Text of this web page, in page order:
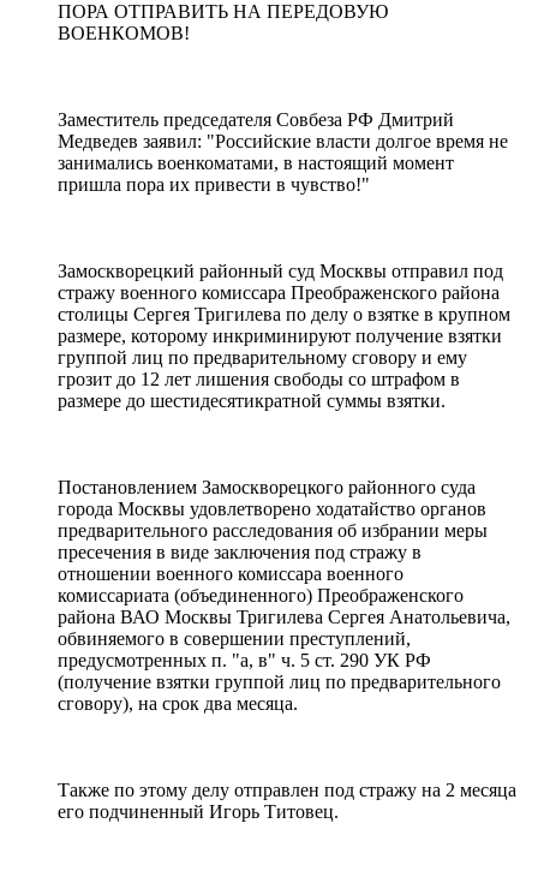
ПОРА ОТПРАВИТЬ НА ПЕРЕДОВУЮ
ВОЕНКОМОВ!
Заместитель председателя Совбеза РФ Дмитрий
Медведев заявил: "Российские власти долгое время не
занимались военкоматами, в настоящий момент
пришла пора их привести в чувство!"
Замоскворецкий районный суд Москвы отправил под
стражу военного комиссара Преображенского района
столицы Сергея Тригилева по делу о взятке в крупном
размере, которому инкриминируют получение взятки
группой лиц по предварительному сговору и ему
грозит до 12 лет лишения свободы со штрафом в
размере до шестидесятикратной суммы взятки.
Постановлением Замоскворецкого районного суда
города Москвы удовлетворено ходатайство органов
предварительного расследования об избрании меры
пресечения в виде заключения под стражу в
отношении военного комиссара военного
комиссариата (объединенного) Преображенского
района ВАО Москвы Тригилева Сергея Анатольевича,
обвиняемого в совершении преступлений,
предусмотренных п. "а, в" ч. 5 ст. 290 УК РФ
(получение взятки группой лиц по предварительного
сговору), на срок два месяца.
Также по этому делу отправлен под стражу на 2 месяца
его подчиненный Игорь Титовец.